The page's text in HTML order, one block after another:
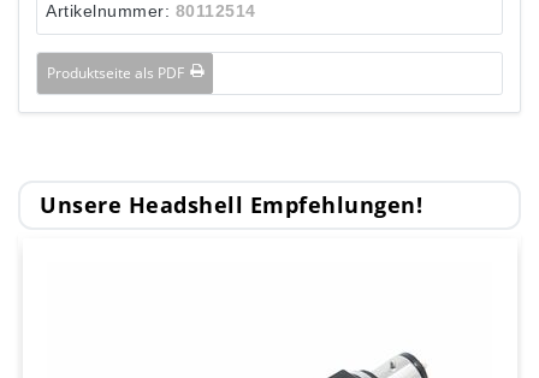
Artikelnummer: 80112514
Produktseite als PDF
Unsere Headshell Empfehlungen!